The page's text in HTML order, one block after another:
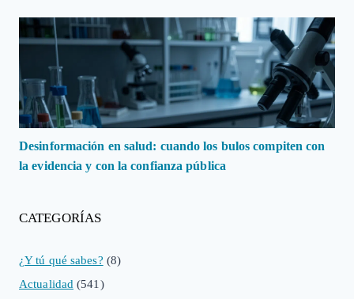
Desinformación en salud: cuando los bulos compiten con
la evidencia y con la confianza pública
CATEGORÍAS
¿Y tú qué sabes? (8)
Actualidad (541)